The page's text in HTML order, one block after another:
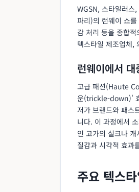
WGSN, 스타일러스
파리)의 런웨이 쇼
감 처리 등을 종합
텍스타일 제조업체,
런웨이에서
고급 패션(Haute
운(trickle-down)' 효
저가 브랜드와 패스
니다. 이 과정에서
인 고가의 실크나
질감과 시각적 효과
주요 텍스